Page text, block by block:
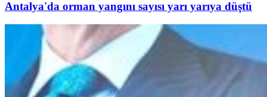
Antalya'da orman yangını sayısı yarı yarıya düştü